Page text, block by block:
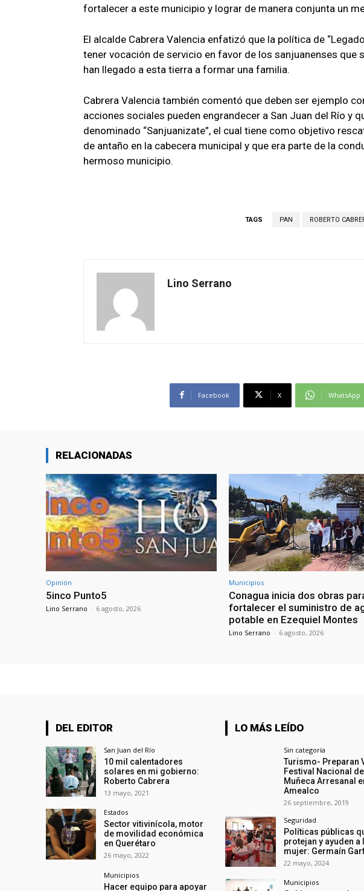
fortalecer a este municipio y lograr de manera conjunta un
El alcalde Cabrera Valencia enfatizó que la política de
tener vocación de servicio en favor de los sanjuanenses que
han llegado a esta tierra a formar una familia.
Cabrera Valencia también comentó que deben ser ejemplo
acciones sociales pueden engrandecer a San Juan del Río y
denominado “Sanjuanizate”, el cual tiene como objetivo
de antaño en la cabecera municipal y que era parte de la
hermoso municipio.
TAGS PAN ROBERTO
Lino Serrano
Facebook X WhatsApp
RELACIONADAS
Opinión
5inco Punto5
Lino Serrano - 6 agosto, 2026
Municipios
Conagua inicia dos obras
fortalecer el suministro de
potable en Ezequiel Montes
Lino Serrano - 6 agosto, 2026
DEL EDITOR
San Juan del Río
10 mil calentadores
solares en mi gobierno:
Roberto Cabrera
13 mayo, 2021
Estados
Sector vitivinícola, motor
de movilidad económica
en Querétaro
26 mayo, 2022
Municipios
Hacer equipo para apoyar
LO MÁS LEÍDO
Sin categoría
Turismo- Preparan
Festival Nacional de
Muñeca Arresanal
Amealco
26 septiembre, 2019
Seguridad
Políticas públicas
protejan y ayuden a
mujer: Germaín
22 mayo, 2024
Municipios